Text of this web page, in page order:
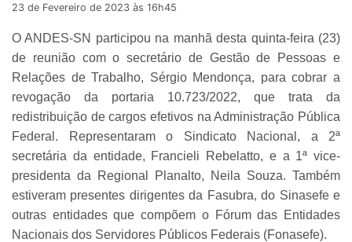
23 de Fevereiro de 2023 às 16h45
O ANDES-SN participou na manhã desta quinta-feira (23)
de reunião com o secretário de Gestão de Pessoas e
Relações de Trabalho, Sérgio Mendonça, para cobrar a
revogação da portaria 10.723/2022, que trata da
redistribuição de cargos efetivos na Administração Pública
Federal. Representaram o Sindicato Nacional, a 2ª
secretária da entidade, Francieli Rebelatto, e a 1ª vice-
presidenta da Regional Planalto, Neila Souza. Também
estiveram presentes dirigentes da Fasubra, do Sinasefe e
outras entidades que compõem o Fórum das Entidades
Nacionais dos Servidores Públicos Federais (Fonasefe).